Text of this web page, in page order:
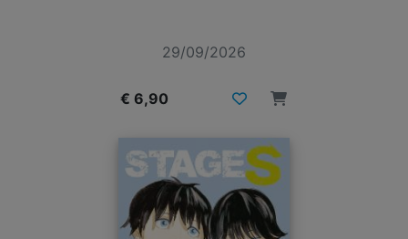
29/09/2026
€ 6,90